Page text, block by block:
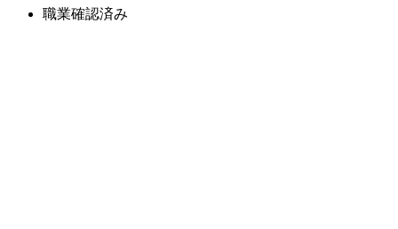
職業確認済み